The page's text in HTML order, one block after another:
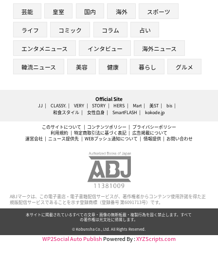
芸能 皇室 国内 海外 スポーツ
ライフ コミック コラム 占い
エンタメニュース インタビュー 海外ニュース
韓流ニュース 美容 健康 暮らし グルメ
Official Site
JJ CLASSY. VERY STORY HERS Mart 美ST
bis
和食スタイル
女性自身 SmartFLASH kokode.jp
このサイトについて コンテンツポリシー
プライバシーポリシー
利用規約
特定商取引法に基づく表記
広告掲載について
運営会社
ニュース提供先 WEBプッシュ通知について 情報提供 お問い合わせ
ABJマークは、この電子書店・電子書籍配信サービスが、著作権者からコンテンツ使用許諾を得た正
規版配信サービスであることを示す登録商標（登録番号 第6091713号）です。
本サイトに掲載されているすべての文章・画像の無断転載・複製行為を固く禁止します。すべて
の著作権は光文社に帰属します。
© Kobunsha Co., Ltd. All Rights Reserved.
WP2Social Auto Publish Powered By :XYZScripts.com